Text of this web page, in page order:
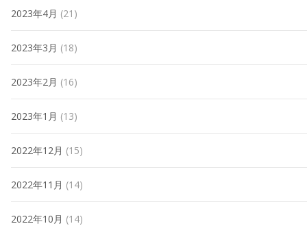
2023年4月 (21)
2023年3月 (18)
2023年2月 (16)
2023年1月 (13)
2022年12月 (15)
2022年11月 (14)
2022年10月 (14)